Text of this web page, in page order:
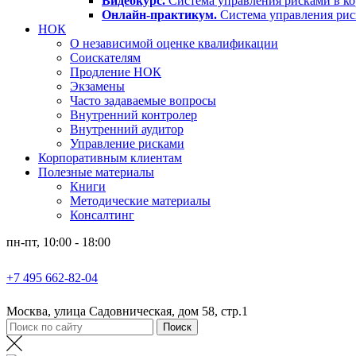
Онлайн-практикум. Система управления
НОК
О независимой оценке квалификации
Соискателям
Продление НОК
Экзамены
Часто задаваемые вопросы
Внутренний контролер
Внутренний аудитор
Управление рисками
Корпоративным клиентам
Полезные материалы
Книги
Методические материалы
Консалтинг
пн-пт, 10:00 - 18:00
+7 495 662-82-04
Москва, улица Садовническая, дом 58, стр.1